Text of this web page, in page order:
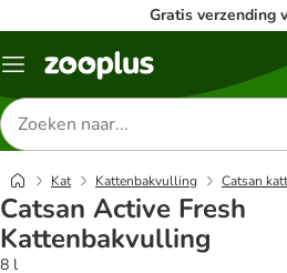
Gratis verzending
Menu
Zoeken
naar
producten
Kat Kattenbakvulling Catsan
Catsan Active Fresh
Kattenbakvulling
8 l